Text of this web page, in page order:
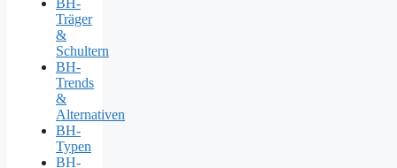
BH-
Träger
&
Schultern
BH-
Trends
&
Alternativen
BH-
Typen
BH-